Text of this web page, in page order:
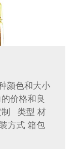
颜色和大小
价格和良
制 类型 材
方式 箱包